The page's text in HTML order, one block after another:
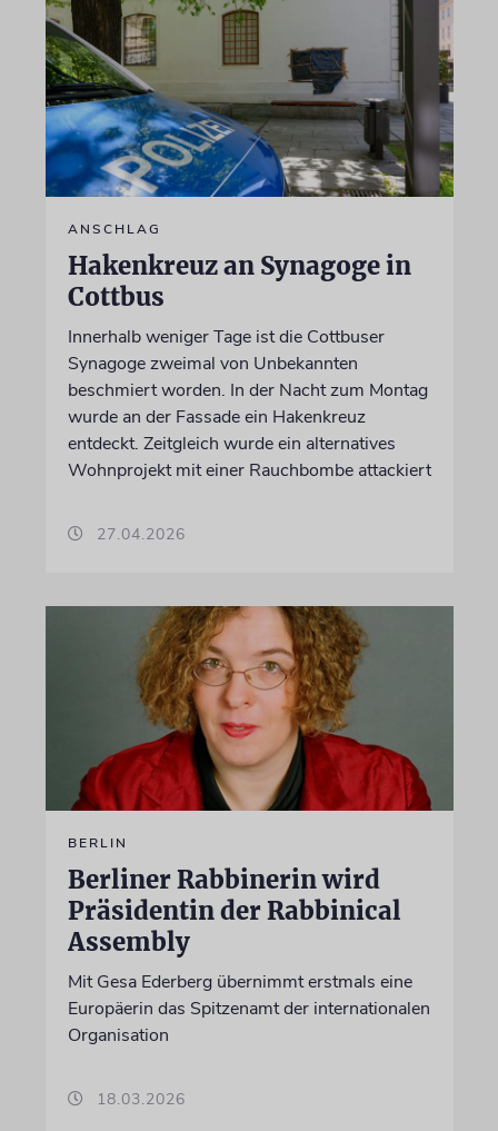
ANSCHLAG
Hakenkreuz an Synagoge in
Cottbus
Innerhalb weniger Tage ist die Cottbuser
Synagoge zweimal von Unbekannten
beschmiert worden. In der Nacht zum Montag
wurde an der Fassade ein Hakenkreuz
entdeckt. Zeitgleich wurde ein alternatives
Wohnprojekt mit einer Rauchbombe attackiert
27.04.2026
BERLIN
Berliner Rabbinerin wird
Präsidentin der Rabbinical
Assembly
Mit Gesa Ederberg übernimmt erstmals eine
Europäerin das Spitzenamt der internationalen
Organisation
18.03.2026